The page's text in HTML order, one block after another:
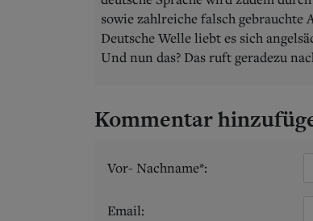
sowie zahlreiche falsch
Deutsche Welle liebt es sich
Und nun das? Das ruft geradezu
Kommentar
Vor- Nachname*:
Email: